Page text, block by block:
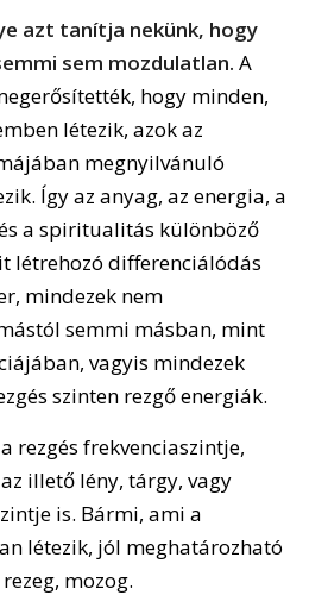
azt tanítja nekünk, hogy
sem mozdulatlan. A
hogy minden,
létezik, azok az
megnyilvánuló
Így az anyag, az energia, a
a spiritualitás különböző
létrehozó differenciálódás
mindezek nem
semmi másban, mint
vagyis mindezek
szinten rezgő energiák.
rezgés frekvenciaszintje,
illető lény, tárgy, vagy
is. Bármi, ami a
létezik, jól meghatározható
mozog.